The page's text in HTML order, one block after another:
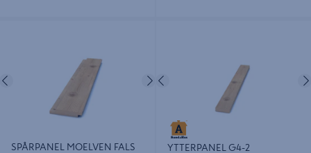
Nästa
SPÅRPANEL MOELVEN FALS
YTTERPANEL G4-2